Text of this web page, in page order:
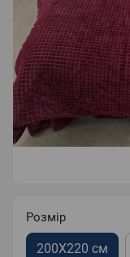
Розмір
200X220 см